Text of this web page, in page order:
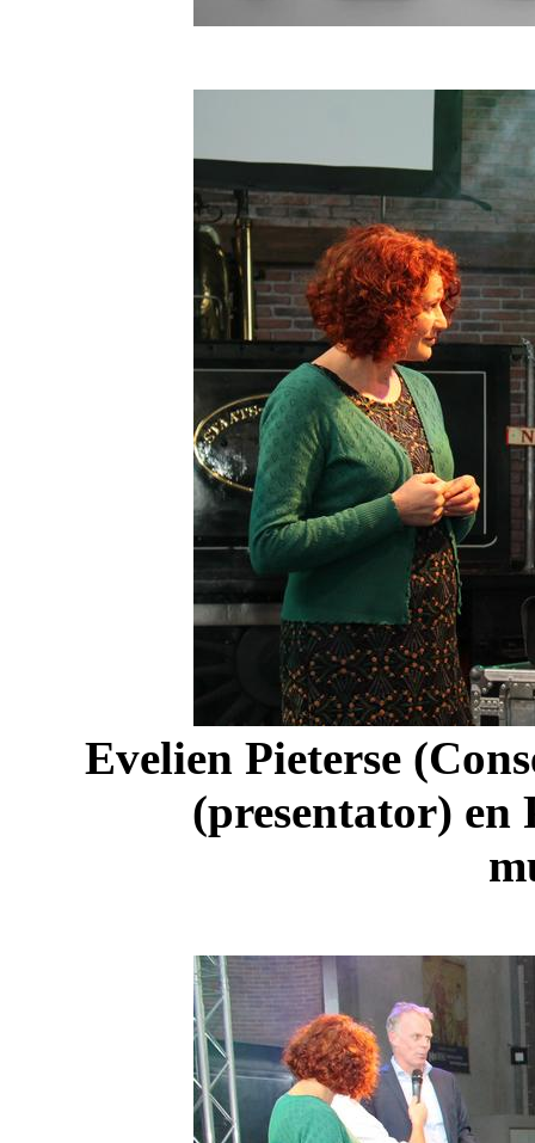
Evelien Pieterse (
(presentator) en